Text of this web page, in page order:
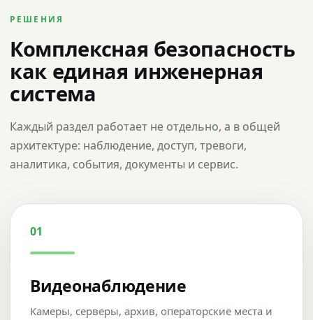
РЕШЕНИЯ
Комплексная безопасность
как единая инженерная
система
Каждый раздел работает не отдельно, а в общей
архитектуре: наблюдение, доступ, тревоги,
аналитика, события, документы и сервис.
01
Видеонаблюдение
Камеры, серверы, архив, операторские места и